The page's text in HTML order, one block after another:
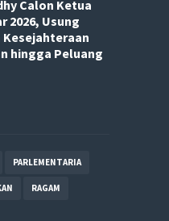
Calon Ketua
2026, Usung
hingga Peluang
PARLEMENTARIA
RAGAM